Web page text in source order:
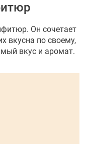
Он сочетает
вкусна по своему,
вкус и аромат.